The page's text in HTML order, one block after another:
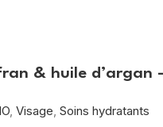
& huile d’argan
Visage Soins hydratants